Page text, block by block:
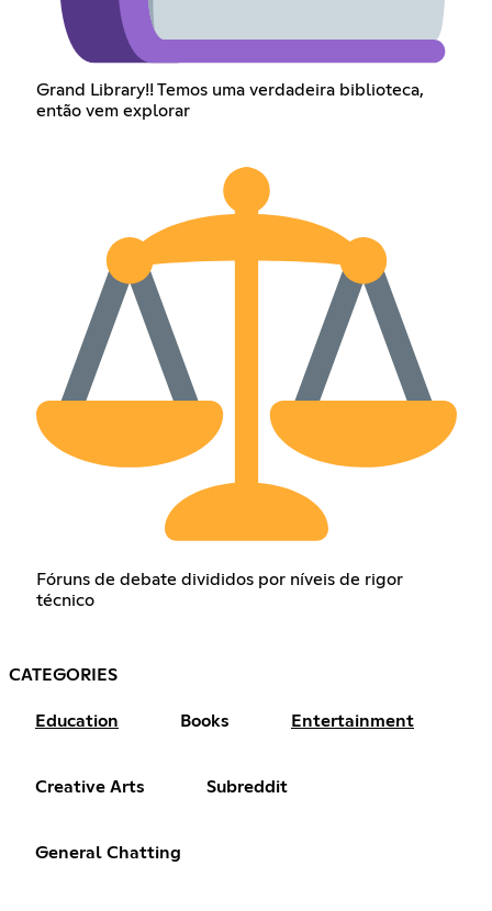
Grand Library!! Temos uma verdadeira biblioteca,
então vem explorar
Fóruns de debate divididos por níveis de rigor
técnico
CATEGORIES
Education Books Entertainment
Creative Arts Subreddit
General Chatting